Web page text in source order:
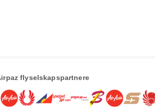
flyselskapspartnere